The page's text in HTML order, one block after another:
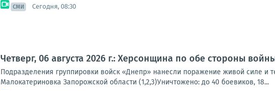
СМИ Сегодня, 08:30
Четверг, 06 августа 2026 г.: Херсонщина по обе стороны
Подразделения группировки войск «Днепр» нанесли поражение живой силе
Малокатериновка Запорожской области (1,2,3)Уничтожено: до 40 боевиков, 18...